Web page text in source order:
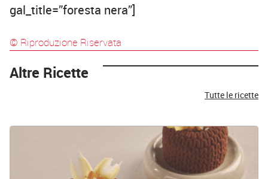
gal_title=”foresta nera”]
© Riproduzione Riservata
Altre Ricette
Tutte le ricette